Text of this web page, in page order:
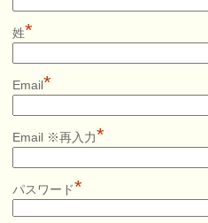
姓*
Email*
Email ※再入力*
パスワード*